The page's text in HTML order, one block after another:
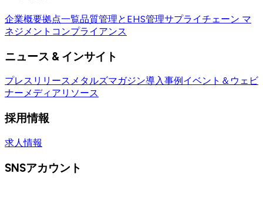
企業概要拠点一覧品質管理とEHS管理サプライチェーン マ
ネジメント コンプライアンス
ニュース & インサイト
プレスリリース メタルズマガジン導入事例 イベント＆ウェビ
ナーメディアリソース
採用情報
求人情報
SNSアカウント